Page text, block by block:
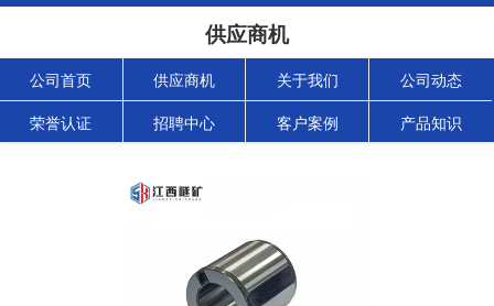
供应商机
公司首页 供应商机 关于我们 公司动态
荣誉认证 招聘中心 客户案例 产品知识